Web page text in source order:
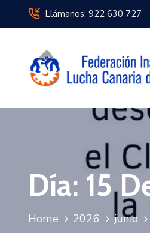
Llámanos: 922 630 727
Día: 15
Home 2026 junio